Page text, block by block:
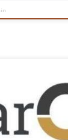
da última sessão da
and benefitting
entender quais
nesta Aliança